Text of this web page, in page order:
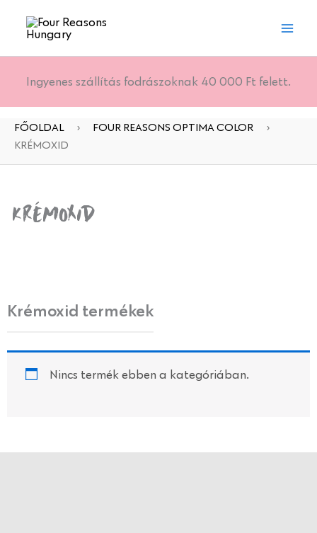
Ingyenes szállítás fodrászoknak 40 000 Ft felett.
FŐOLDAL › FOUR REASONS OPTIMA COLOR
›
KRÉMOXID
Krémoxid
Krémoxid termékek
Nincs termék ebben a kategóriában.